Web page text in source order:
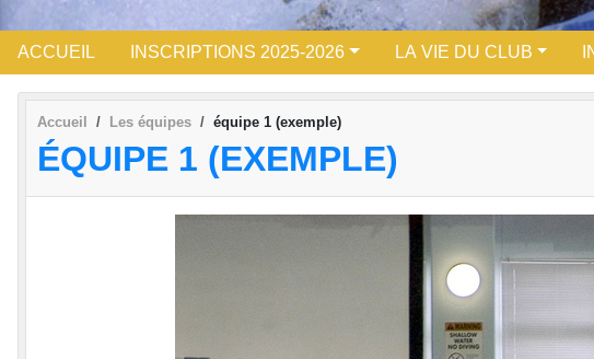
ACCUEIL INSCRIPTIONS 2025-2026 LA VIE DU CLUB
Accueil Les équipes équipe 1 (exemple)
ÉQUIPE 1 (EXEMPLE)